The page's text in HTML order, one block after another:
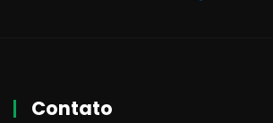
Contato